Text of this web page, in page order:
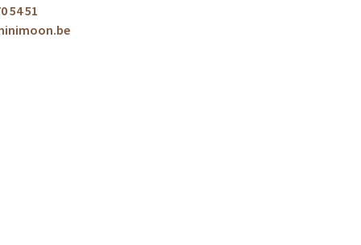
54 51